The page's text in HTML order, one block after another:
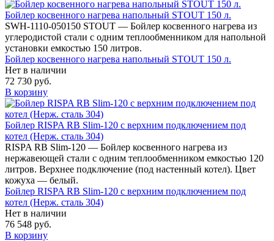
Бойлер косвенного нагрева напольный STOUT 150 л.
SWH-1110-050150 STOUT — Бойлер косвенного нагрева из
углеродистой стали с одним теплообменником для напольной
установки емкостью 150 литров.
Бойлер косвенного нагрева напольный STOUT 150 л.
Нет в наличии
72 730 руб.
В корзину
Бойлер RISPA RB Slim-120 с верхним подключением под
котел (Нерж. сталь 304)
RISPA RB Slim-120 — Бойлер косвенного нагрева из
нержавеющей стали с одним теплообменником емкостью 120
литров. Верхнее подключение (под настенный котел). Цвет
кожуха — белый.
Бойлер RISPA RB Slim-120 с верхним подключением под
котел (Нерж. сталь 304)
Нет в наличии
76 548 руб.
В корзину